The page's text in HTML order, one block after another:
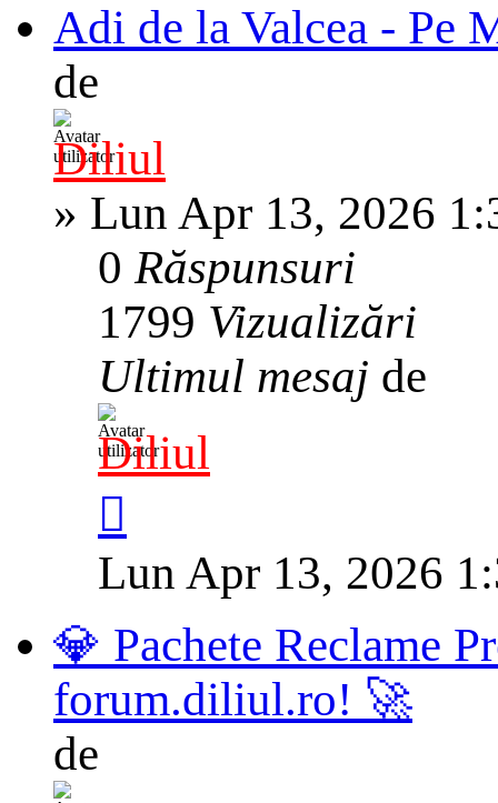
Adi de la Valcea - Pe
de
Diliul
» Lun Apr 13, 2026
0Răspunsuri
1799 Vizualizări
Ultimul mesaj de
Diliul
Lun Apr 13, 2026
💎 Pachete Reclame
forum.diliul.ro! 🚀
de